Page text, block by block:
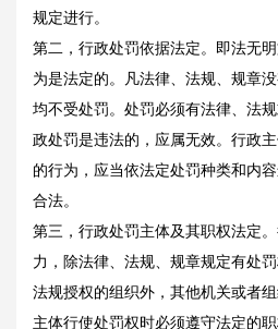
规定进行。
第二，行政处罚依据法定。即法无
为是法定的。凡法律、法规、规章
均不受处罚。处罚必须有法律、法
政处罚是违法的，应属无效。行政
的行为，应当依法定处罚种类和内
合法。
第三，行政处罚主体及其职权法定
力，除法律、法规、规章规定有处
法规授权的组织外，其他机关或者
主体行使处罚权时必须遵守法定的